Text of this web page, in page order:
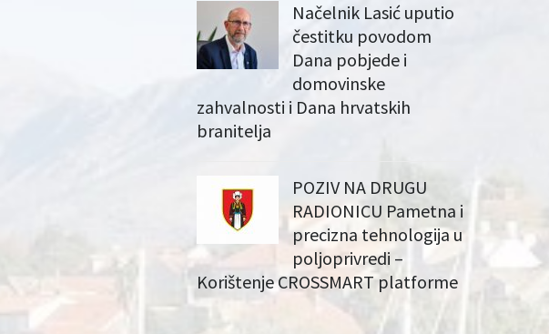
Načelnik Lasić uputio
čestitku povodom
Dana pobjede i
domovinske
zahvalnosti i Dana hrvatskih
branitelja
POZIV NA DRUGU
RADIONICU Pametna i
precizna tehnologija u
poljoprivredi –
Korištenje CROSSMART platforme